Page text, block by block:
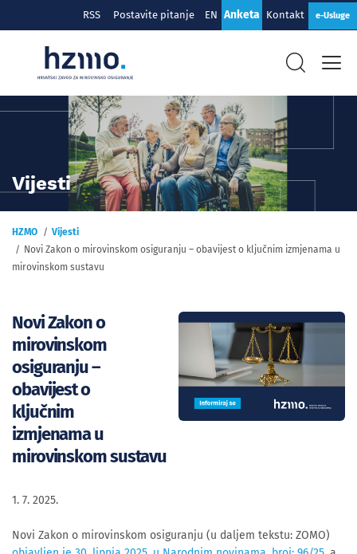
RSS Postavite pitanje EN Anketa Kontakt e-Usluge
Vijesti
HZMO
Vijesti
Novi Zakon o mirovinskom osiguranju – obavijest o ključnim izmjenama u
mirovinskom sustavu
Novi Zakon o
mirovinskom
osiguranju –
obavijest o
ključnim
izmjenama u
mirovinskom sustavu
1. 7. 2025.
Novi Zakon o mirovinskom osiguranju (u daljem tekstu: ZOMO)